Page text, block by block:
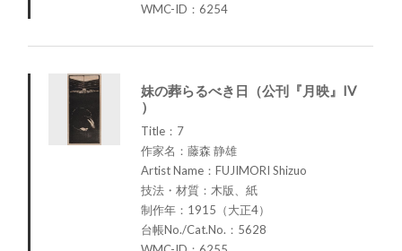
WMC-ID：6254
妹の葬らるべき日（公刊『月映』IV
）
Title：7
作家名：藤森 静雄
Artist Name：FUJIMORI Shizuo
技法・材質：木版、紙
制作年：1915（大正4）
台帳No./Cat.No.：5628